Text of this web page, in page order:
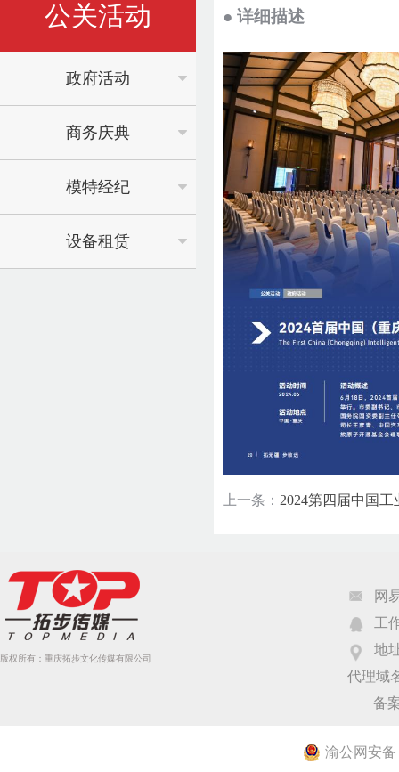
公关活动
政府活动
商务庆典
模特经纪
设备租赁
● 详细描述
上一条： 2024第四届中国工
版权所有：重庆拓步文化传媒有限公司
网
工
地
代理域
备
渝公网安备